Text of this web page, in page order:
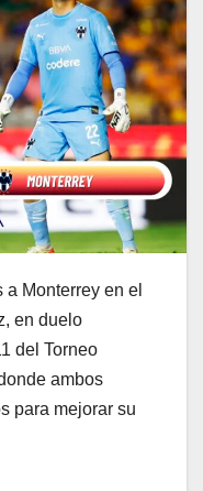
Monterrey en el
en duelo
del Torneo
ambos
para mejorar su